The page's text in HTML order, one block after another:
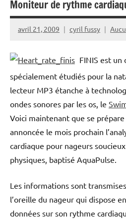
Moniteur de rythme
avril 21, 2009 cyril fussy
FINIS est
spécialement étudiés pour la
lecteur MP3 étanche à
ondes sonores par les os, le
Voici maintenant que se
annoncée le mois prochain
cardiaque pour nageurs
physiques, baptisé AquaPulse.
Les informations sont
l’oreille du nageur qui dispose
données sur son rythme